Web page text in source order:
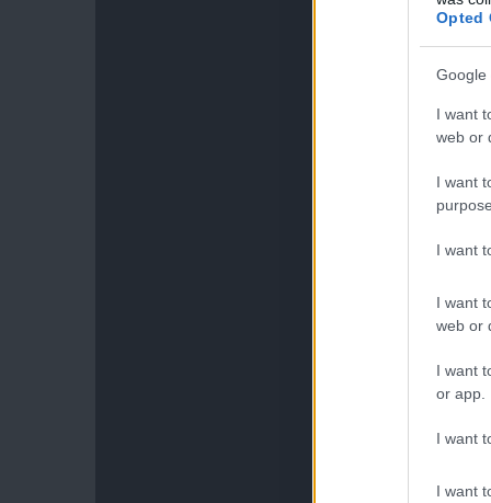
Opted
Google
I want
web or
I want
I want
I want
web or
I want
or app.
I want
I want